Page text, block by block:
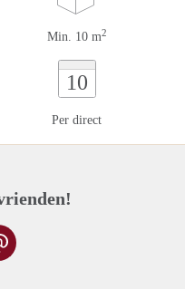
Min. 10 m2
10
Per direct